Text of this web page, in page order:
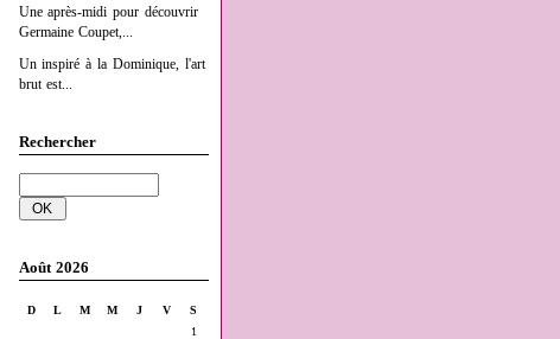
Une après-midi pour découvrir
Germaine Coupet,...
Un inspiré à la Dominique, l'art
brut est...
Rechercher
Août 2026
D L M M J V
S
1